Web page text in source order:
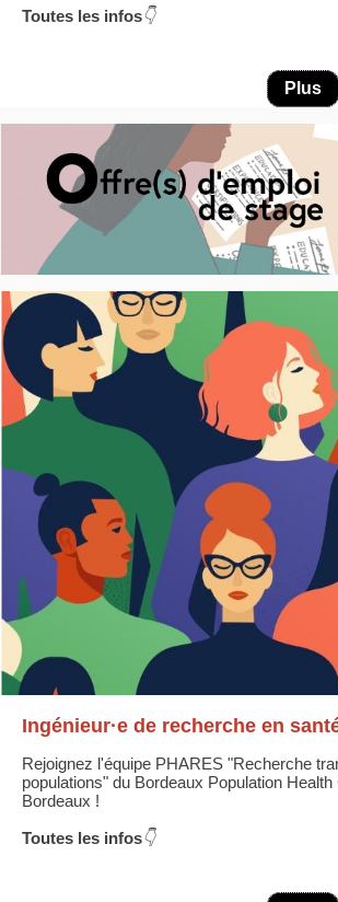
Toutes les infos👇
Plus
Ingénieur·e de recherche en
Rejoignez l'équipe PHARES "Recherche
populations" du Bordeaux Population Health
Bordeaux !
Toutes les infos👇